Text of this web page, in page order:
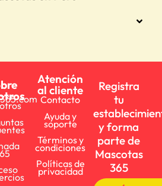
Atención
al cliente
Contacto
Ayuda y
soporte
Términos y
condiciones
Políticas de
privacidad
Registra
tu
y forma
parte de
Mascotas
365